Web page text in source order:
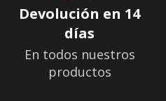
Devolución en 14
días
En todos nuestros
productos